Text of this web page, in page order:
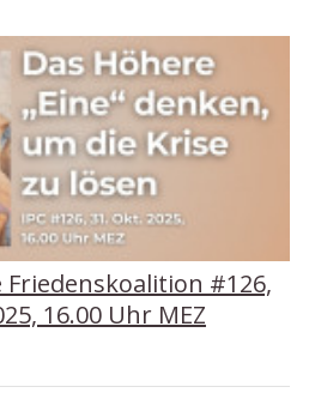
#126,
16.00 Uhr MEZ